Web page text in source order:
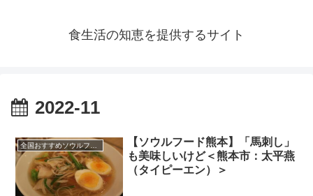
食生活の知恵を提供するサイト
2022-11
【ソウルフード熊本】「馬刺し」
も美味しいけど＜熊本市：太平燕
（タイピーエン）＞